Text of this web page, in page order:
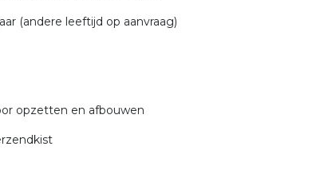
jaar (andere leeftijd op aanvraag)
voor opzetten en